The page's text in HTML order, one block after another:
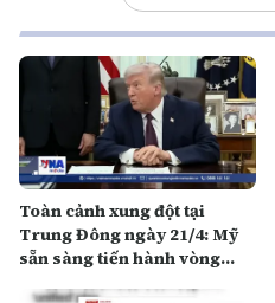
Toàn cảnh xung đột tại
Trung Đông ngày 21/4: Mỹ
sẵn sàng tiến hành vòng